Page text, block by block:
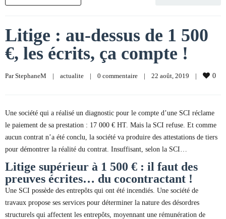
Litige : au-dessus de 1 500
€, les écrits, ça compte !
Par StephaneM | actualite | 0 commentaire | 22 août, 2019 | 0
Une société qui a réalisé un diagnostic pour le compte d’une SCI réclame
le paiement de sa prestation : 17 000 € HT. Mais la SCI refuse. Et comme
aucun contrat n’a été conclu, la société va produire des attestations de tiers
pour démontrer la réalité du contrat. Insuffisant, selon la SCI…
Litige supérieur à 1 500 € : il faut des
preuves écrites… du cocontractant !
Une SCI possède des entrepôts qui ont été incendiés. Une société de
travaux propose ses services pour déterminer la nature des désordres
structurels qui affectent les entrepôts, moyennant une rémunération de